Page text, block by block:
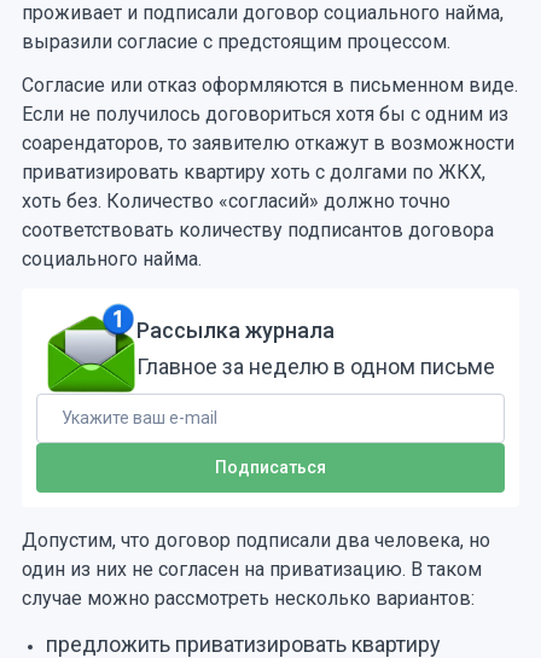
проживает и подписали договор социального найма,
выразили согласие с предстоящим процессом.
Согласие или отказ оформляются в письменном виде.
Если не получилось договориться хотя бы с одним из
соарендаторов, то заявителю откажут в возможности
приватизировать квартиру хоть с долгами по ЖКХ,
хоть без. Количество «согласий» должно точно
соответствовать количеству подписантов договора
социального найма.
Рассылка журнала
Главное за неделю в одном письме
Допустим, что договор подписали два человека, но
один из них не согласен на приватизацию. В таком
случае можно рассмотреть несколько вариантов:
предложить приватизировать квартиру